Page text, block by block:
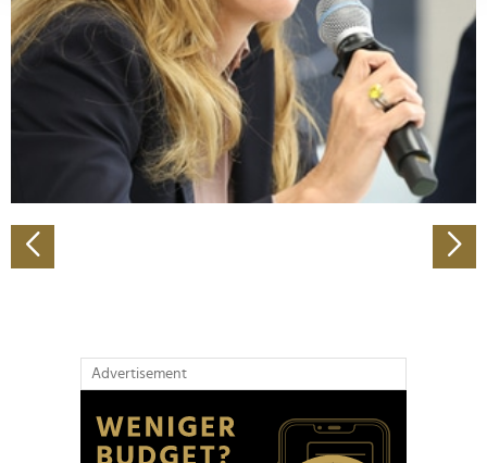
Abschnitt Einzelheitenfest.
Wir verwenden Cookies, um Inhalte und Anzeigen zu
personalisieren, Funktionen für soziale Medien anbieten
zu können und die Zugriffe auf unsere Website zu
analysieren. Außerdem geben wir Informationen zu Ihrer
Verwendung unserer Website an unsere Partner für
soziale Medien, Werbung und Analysen weiter. Unsere
Partner führen diese Informationen möglicherweise mit
weiteren Daten zusammen, die Sie ihnen bereitgestellt
Advertisement